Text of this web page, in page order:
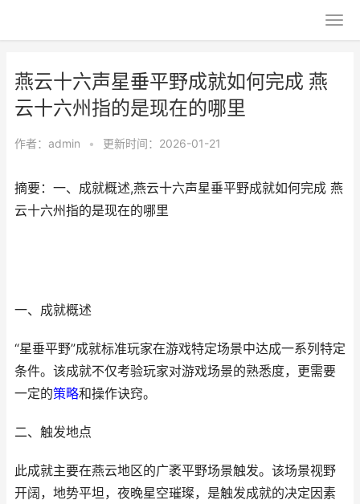
燕云十六声星垂平野成就如何完成 燕
云十六州指的是现在的哪里
作者： admin • 更新时间：2026-01-21
摘要：一、成就概述,燕云十六声星垂平野成就如何完成 燕
云十六州指的是现在的哪里
一、成就概述
“星垂平野”成就标准玩家在游戏特定场景中达成一系列特定
条件。该成就不仅考验玩家对游戏场景的熟悉度，更需要
一定的策略和操作诀窍。
二、触发地点
此成就主要在燕云地区的广袤平野场景触发。该场景视野
开阔，地势平坦，夜晚星空璀璨，是触发成就的决定因素